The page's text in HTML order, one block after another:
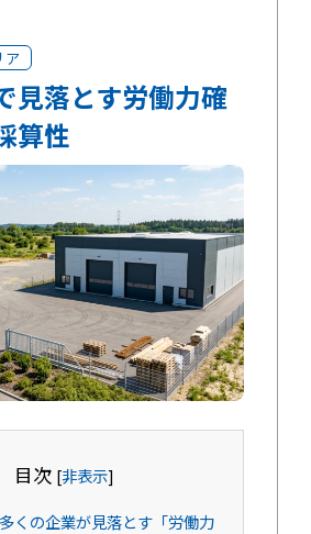
ア
見落とす労働力確
算性
目次 [非表示]
くの企業が見落とす「労働力